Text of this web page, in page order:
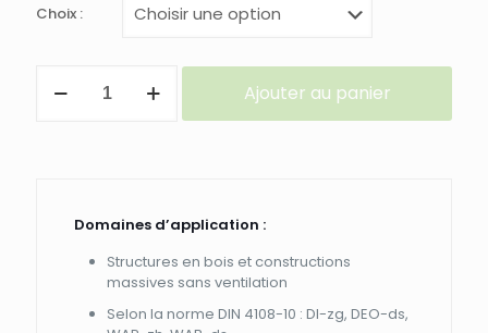
Choix :
fibres
ISOLATION
Ajouter au panier
Domaines d’application :
Structures en bois et constructions
massives sans ventilation
Selon la norme DIN 4108-10 : DI-zg, DEO-ds,